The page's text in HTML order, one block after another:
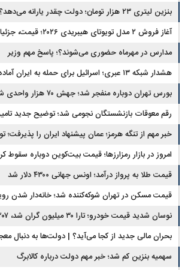
بنزین لیتری ۲۳ هزار تومان؛ دولت چقدر یارانه می‌دهد؟
آغاز فروش ۲ مدل تویوتای هیبریدی ۲۰۲۶؛ قیمت، جزئیات و شرایط
مدارس در مهرماه حضوری می‌شوند؟؛ پاسخ مهم وزیر
هشدار شبکه ۱۳ عبری؛ اسرائیل برای حمله به ایران آماده می‌شود
بورس تهران دوباره منفجر شد؛ جهش ۷۰ هزار واحدی شاخص کل
رقم معوقات بازنشستگان نجومی شد؛ توضیح جدید
خبر مهم از تنگه هرمز؛ عمان پیشنهاد ایران را
امروز در بازار رمزارزها؛ قیمت بیت‌کوین دوباره سقوط
قیمت طلا به پرواز درآمد؛ اونس جهانی ۴۳۰۰ دلار شد
قیمت مسکن در تهران شوکه‌کننده شد؛ خانه‌دار شدن
نوسان شدید قیمت خودرو؛ تارا ۳۰ میلیون گران شد، ۲۰۷ ریخت
بحران مالی جدید از کجا می‌آید؟ | دولت‌ها به دنبال
سهمیه بنزین کم شد؛ خبر مهم دولت درباره کالابرگ